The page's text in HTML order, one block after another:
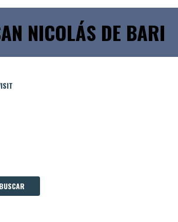
NICOLÁS DE BARI